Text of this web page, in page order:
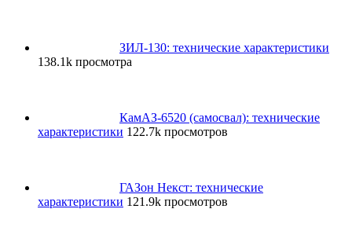
ЗИЛ-130: технические характеристики
138.1k просмотра
КамАЗ-6520 (самосвал): технические
характеристики 122.7k просмотров
ГАЗон Некст: технические
характеристики 121.9k просмотров